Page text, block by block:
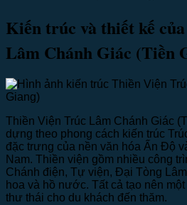
Kiến trúc và thiết kế
Lâm Chánh Giác (Tiền
Thiền Viện Trúc Lâm Chánh Giác
dựng theo phong cách kiến trúc
đặc trưng của nền văn hóa Ấn Độ
Nam. Thiền viện gồm nhiều công
Chánh điện, Tự viện, Đại Tòng
hoa và hồ nước. Tất cả tạo nên
thư thái cho du khách đến thăm.